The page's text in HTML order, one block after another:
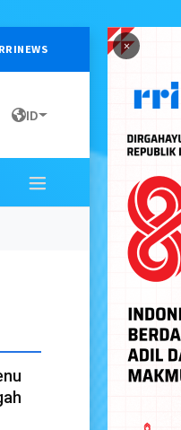
×
RRINEWS
ID